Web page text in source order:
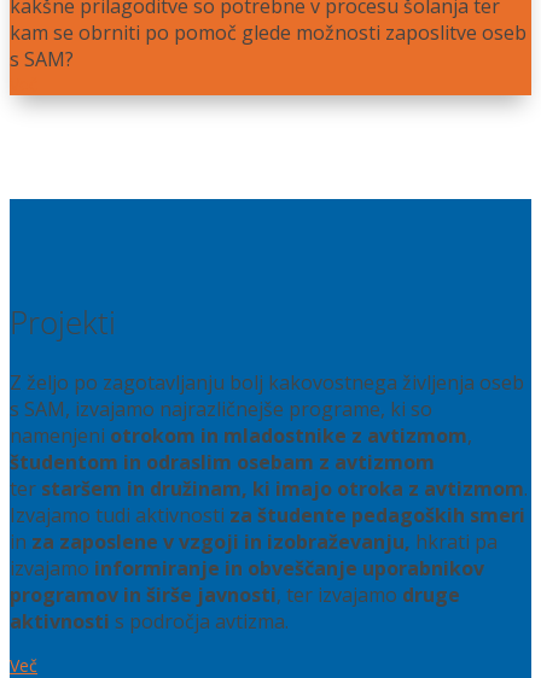
kakšne prilagoditve so potrebne v procesu šolanja ter
kam se obrniti po pomoč glede možnosti zaposlitve oseb
s SAM?
Projekti
Z željo po zagotavljanju bolj kakovostnega življenja oseb
s SAM, izvajamo najrazličnejše programe, ki so
namenjeni otrokom in mladostnike z avtizmom,
študentom in odraslim osebam z avtizmom
ter staršem in družinam, ki imajo otroka z avtizmom.
Izvajamo tudi aktivnosti za študente pedagoških smeri
in za zaposlene v vzgoji in izobraževanju, hkrati pa
izvajamo informiranje in obveščanje uporabnikov
programov in širše javnosti, ter izvajamo druge
aktivnosti s področja avtizma.
Več